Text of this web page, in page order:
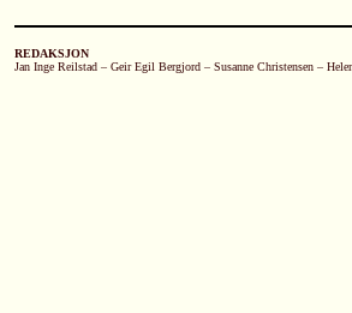
REDAKSJON
Jan Inge Reilstad – Geir Egil Bergjord – Susanne Christensen –